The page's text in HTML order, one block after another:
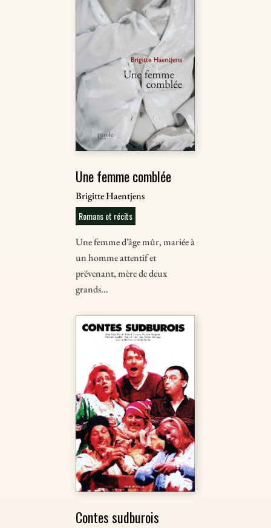
Une femme comblée
Brigitte Haentjens
Romans et récits
Une femme d’âge mûr, mariée à
un homme attentif et
prévenant, mère de deux
grands...
Contes sudburois